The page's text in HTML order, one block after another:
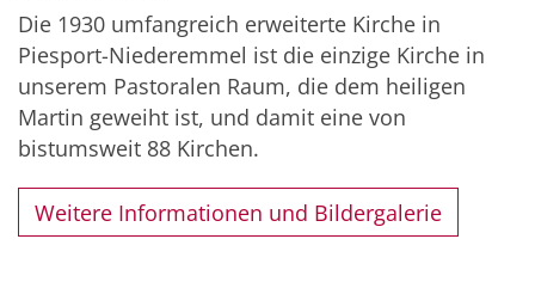
Die 1930 umfangreich erweiterte Kirche in
Piesport-Niederemmel ist die einzige Kirche in
unserem Pastoralen Raum, die dem heiligen
Martin geweiht ist, und damit eine von
bistumsweit 88 Kirchen.
Weitere Informationen und Bildergalerie